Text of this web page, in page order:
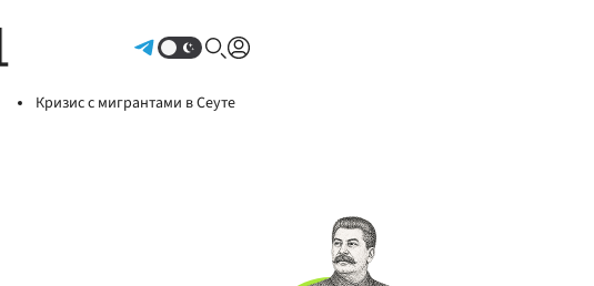
Кризис с мигрантами в Сеуте